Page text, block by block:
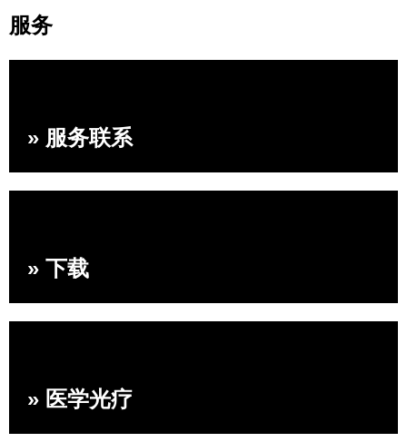
服务
» 服务联系
» 下载
» 医学光疗